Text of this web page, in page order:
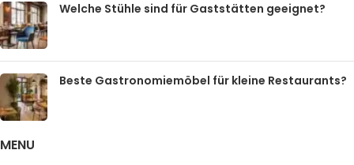
Welche Stühle sind für Gaststätten geeignet?
Beste Gastronomiemöbel für kleine Restaurants?
MENU